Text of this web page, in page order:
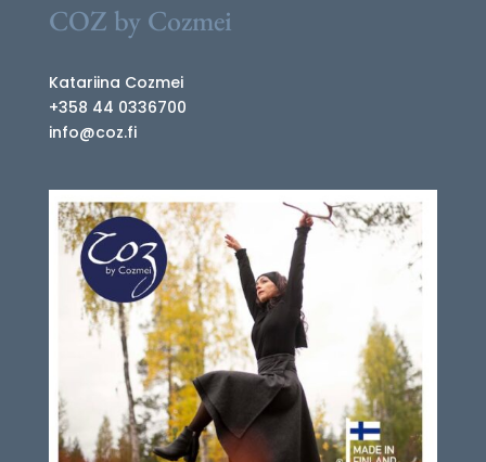
COZ by Cozmei
Katariina Cozmei
+358 44 0336700
info@coz.fi